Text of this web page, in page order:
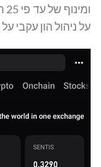
על ניהול הון עקבי